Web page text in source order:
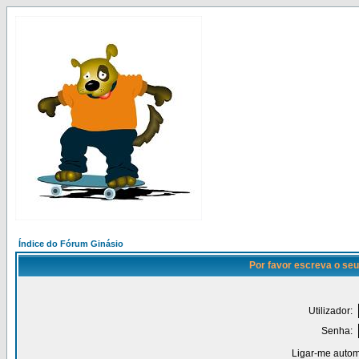
Índice do Fórum Ginásio
Por favor escreva o
Utilizador:
Senha:
Ligar-me